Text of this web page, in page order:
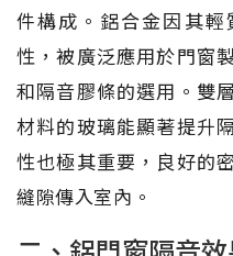
件構成。鋁合金因其
性，被廣泛應用於門窗
和隔音膠條的選用。雙
材料的玻璃能顯著提升
性也極其重要，良好的
縫隙傳入室內。